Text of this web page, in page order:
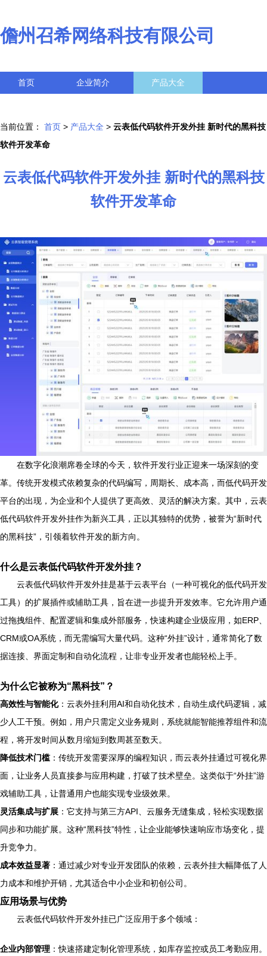
儋州召希网络科技有限公司
首页 企业简介 产品大全
当前位置： 首页 > 产品大全 > 云表低代码软件开发外挂 新时代的黑科技
软件开发革命
云表低代码软件开发外挂 新时代的黑科技
软件开发革命
在数字化浪潮席卷全球的今天，软件开发行业正迎来一场深刻的变
革。传统开发模式依赖复杂的代码编写，周期长、成本高，而低代码开发
平台的出现，为企业和个人提供了更高效、灵活的解决方案。其中，云表
低代码软件开发外挂作为新兴工具，正以其独特的优势，被誉为“新时代
的黑科技”，引领着软件开发的新方向。
什么是云表低代码软件开发外挂？
云表低代码软件开发外挂是基于云表平台（一种可视化的低代码开发
工具）的扩展插件或辅助工具，旨在进一步提升开发效率。它允许用户通
过拖拽组件、配置逻辑和集成外部服务，快速构建企业级应用，如ERP、
CRM或OA系统，而无需编写大量代码。这种“外挂”设计，通常简化了数
据连接、界面定制和自动化流程，让非专业开发者也能轻松上手。
为什么它被称为“黑科技”？
高效性与智能化：云表外挂利用AI和自动化技术，自动生成代码逻辑，减
少人工干预。例如，用户只需定义业务规则，系统就能智能推荐组件和流
程，将开发时间从数月缩短到数周甚至数天。
降低技术门槛 ：传统开发需要深厚的编程知识，而云表外挂通过可视化界
面，让业务人员直接参与应用构建，打破了技术壁垒。这类似于“外挂”游
戏辅助工具，让普通用户也能实现专业级效果。
灵活集成与扩展 ：它支持与第三方API、云服务无缝集成，轻松实现数据
同步和功能扩展。这种“黑科技”特性，让企业能够快速响应市场变化，提
升竞争力。
成本效益显著 ：通过减少对专业开发团队的依赖，云表外挂大幅降低了人
力成本和维护开销，尤其适合中小企业和初创公司。
应用场景与优势
云表低代码软件开发外挂已广泛应用于多个领域：
企业内部管理 ：快速搭建定制化管理系统，如库存监控或员工考勤应用。